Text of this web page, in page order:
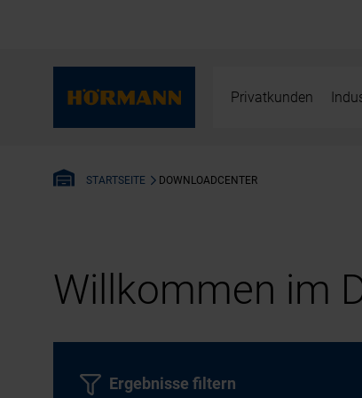
Privatkunden
STARTSEITE DOWNLOADCENTER
Willkommen im
Ergebnisse filtern